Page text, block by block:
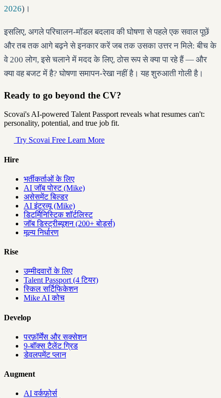
2026)।
इसलिए, अगले परिचालन-मॉडल बदलाव की घोषणा से पहले एक सवाल पूछें
और तब तक आगे बढ़ने से इनकार करें जब तक उसका उत्तर न मिले: बीच के
वे 200 लोग, इसे चलाने में मदद के लिए, ठोस रूप से क्या पा रहे हैं — और
क्या वह बजट में है? घोषणा समापन-रेखा नहीं है। यह शुरुआती गोली है।
Ready to go beyond the CV?
Scovai's AI-powered Talent Passport reveals what resumes can't:
personality, potential, and true job fit.
Try Scovai Free Learn More
Hire
भर्तीकर्ताओं के लिए
AI जॉब पोस्ट (Mike)
असेसमेंट बिल्डर
AI इंटरव्यू (Mike)
डिटर्मिनिस्टिक शॉर्टलिस्ट
जॉब डिस्ट्रीब्यूशन (200+ बोर्ड्स)
मूल्य निर्धारण
Rise
उम्मीदवारों के लिए
Talent Passport (4 टियर)
स्किल सर्टिफिकेशन
Mike AI कोच
Develop
परफ़ॉर्मेंस और सक्सेशन
9-बॉक्स टैलेंट ग्रिड
डेवलपमेंट प्लान
Augment
AI वर्कफ़ोर्स